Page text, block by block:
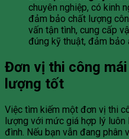
chuyên nghiệp, có kinh
đảm bảo chất lượng
vấn tận tình, cung cấp
đúng kỹ thuật, đảm bảo
Đơn vị thi công
lượng tốt
Việc tìm kiếm một đơn vị thi
lượng với mức giá hợp lý
đình. Nếu bạn vẫn đang phân